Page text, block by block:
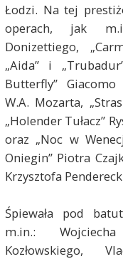
Łodzi. Na tej
operach, jak
Donizettiego,
„Aida” i
Butterfly” Giacomo
W.A. Mozarta,
„Holender Tułacz”
oraz „Noc w
Oniegin” Piotra
Krzysztofa
Śpiewała pod
m.in.:
Kozłowskiego,